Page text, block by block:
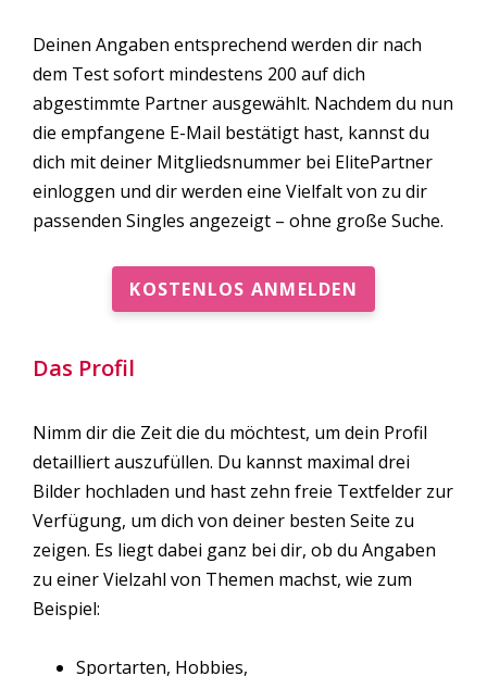
Deinen Angaben entsprechend werden dir nach
dem Test sofort mindestens 200 auf dich
abgestimmte Partner ausgewählt. Nachdem du nun
die empfangene E-Mail bestätigt hast, kannst du
dich mit deiner Mitgliedsnummer bei ElitePartner
einloggen und dir werden eine Vielfalt von zu dir
passenden Singles angezeigt – ohne große Suche.
KOSTENLOS ANMELDEN
Das Profil
Nimm dir die Zeit die du möchtest, um dein Profil
detailliert auszufüllen. Du kannst maximal drei
Bilder hochladen und hast zehn freie Textfelder zur
Verfügung, um dich von deiner besten Seite zu
zeigen. Es liegt dabei ganz bei dir, ob du Angaben
zu einer Vielzahl von Themen machst, wie zum
Beispiel:
Sportarten, Hobbies,